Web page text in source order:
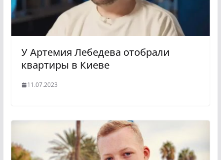
У Артемия Лебедева отобрали
квартиры в Киеве
11.07.2023